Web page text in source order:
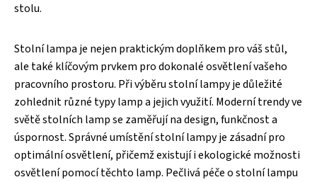
stolu.
Stolní lampa je nejen praktickým doplňkem pro váš stůl,
ale také klíčovým prvkem pro dokonalé osvětlení vašeho
pracovního prostoru. Při výběru stolní lampy je důležité
zohlednit různé typy lamp a jejich využití. Moderní trendy ve
světě stolních lamp se zaměřují na design, funkčnost a
úspornost. Správné umístění stolní lampy je zásadní pro
optimální osvětlení, přičemž existují i ekologické možnosti
osvětlení pomocí těchto lamp. Pečlivá péče o stolní lampu